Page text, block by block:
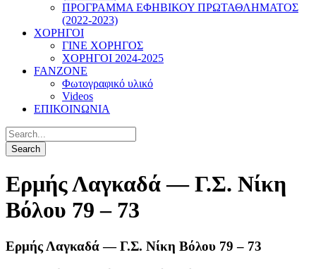
ΠΡΟΓΡΑΜΜΑ ΕΦΗΒΙΚΟΥ ΠΡΩΤΑΘΛΗΜΑΤΟΣ
(2022-2023)
ΧΟΡΗΓΟΙ
ΓΙΝΕ ΧΟΡΗΓΟΣ
ΧΟΡΗΓΟΙ 2024-2025
FANZONE
Φωτογραφικό υλικό
Videos
ΕΠΙΚΟΙΝΩΝΙΑ
Ερμής Λαγκαδά — Γ.Σ. Νίκη
Βόλου 79 – 73
Ερμής Λαγκαδά — Γ.Σ. Νίκη Βόλου 79 – 73